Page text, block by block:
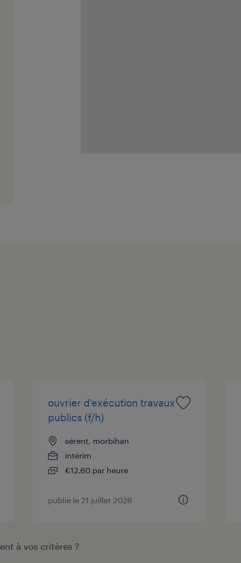
ouvrier d'exécution travaux
publics (f/h)
sérent, morbihan
intérim
€12.60 par heure
publié le 21 juillet 2026
à vos critères ?